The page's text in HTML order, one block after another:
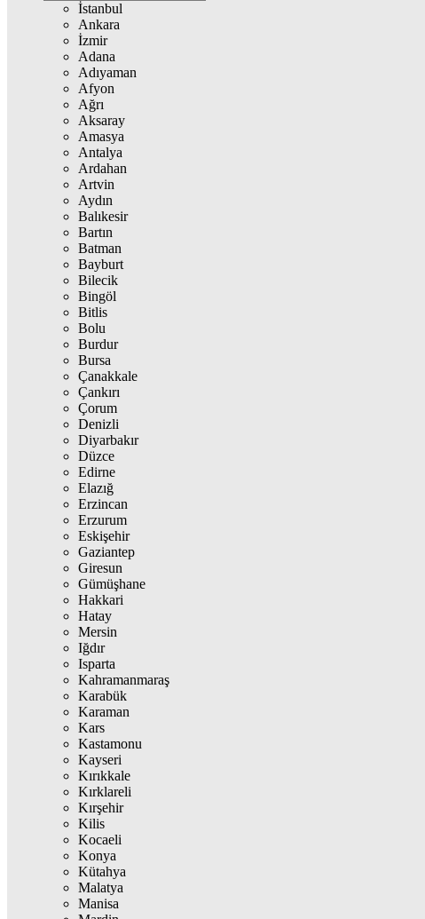
İstanbul
Ankara
İzmir
Adana
Adıyaman
Afyon
Ağrı
Aksaray
Amasya
Antalya
Ardahan
Artvin
Aydın
Balıkesir
Bartın
Batman
Bayburt
Bilecik
Bingöl
Bitlis
Bolu
Burdur
Bursa
Çanakkale
Çankırı
Çorum
Denizli
Diyarbakır
Düzce
Edirne
Elazığ
Erzincan
Erzurum
Eskişehir
Gaziantep
Giresun
Gümüşhane
Hakkari
Hatay
Mersin
Iğdır
Isparta
Kahramanmaraş
Karabük
Karaman
Kars
Kastamonu
Kayseri
Kırıkkale
Kırklareli
Kırşehir
Kilis
Kocaeli
Konya
Kütahya
Malatya
Manisa